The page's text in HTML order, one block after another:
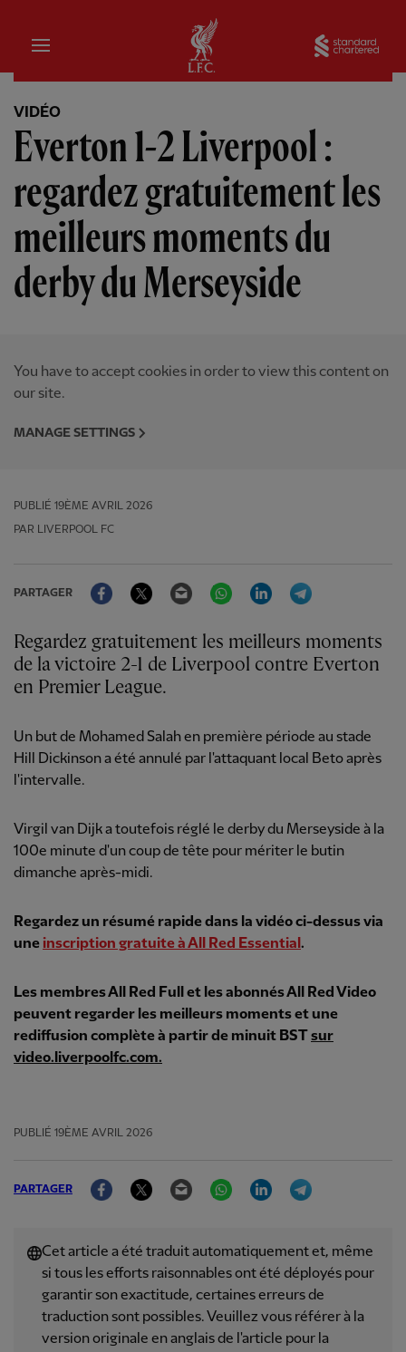
Domicile
VIDÉO
Everton 1-2 Liverpool :
regardez gratuitement les
meilleurs moments du
derby du Merseyside
You have to accept cookies in order to view this content on
our site.
MANAGE SETTINGS
PUBLIÉ 19ÈME AVRIL 2026
PAR LIVERPOOL FC
PARTAGER
FacebookTwitter Email WhatsAppLinkedIn
Regardez gratuitement les meilleurs moments
de la victoire 2-1 de Liverpool contre Everton
en Premier League.
Un but de Mohamed Salah en première période au stade
Hill Dickinson a été annulé par l'attaquant local Beto après
l'intervalle.
Virgil van Dijk a toutefois réglé le derby du Merseyside à la
100e minute d'un coup de tête pour mériter le butin
dimanche après-midi.
Regardez un résumé rapide dans la vidéo ci-dessusvia
une inscription gratuite à All Red Essential .
Les membres All Red Full et les abonnés All Red Video
peuvent regarder les meilleurs moments et une
rediffusion complète à partir de minuit BSTsur
video.liverpoolfc.com.
PUBLIÉ 19ÈME AVRIL 2026
PARTAGER
FacebookTwitter Email WhatsAppLinkedIn
Cet article a été traduit automatiquement et, même
si tous les efforts raisonnables ont été déployés pour
garantir son exactitude, certaines erreurs de
traduction sont possibles. Veuillez vous référer à la
version originale en anglais de l'article pour la